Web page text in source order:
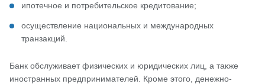
ипотечное и потребительское кредитование;
осуществление национальных и международных
транзакций.
Банк обслуживает физических и юридических лиц, а также
иностранных предпринимателей. Кроме этого, денежно-